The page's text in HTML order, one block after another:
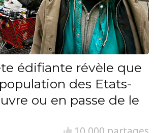
édifiante révèle que
des Etats-
ou en passe de le